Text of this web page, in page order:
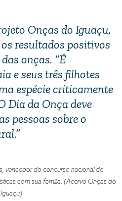
Onças do Iguaçu,
resultados positivos
onças. “É
e seus três filhotes
espécie criticamente
Dia da Onça deve
pessoas sobre o
vencedor do concurso nacional de
com sua família. (Acervo Onças do
Iguaçu)